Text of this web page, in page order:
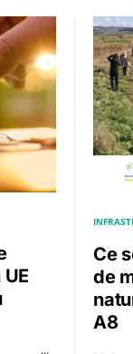
Ce
de
A8